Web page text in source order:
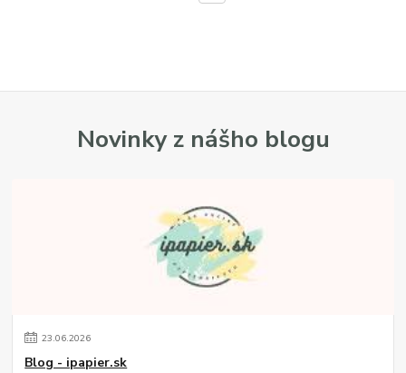
Novinky z nášho blogu
23.06.2026
Blog - ipapier.sk